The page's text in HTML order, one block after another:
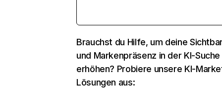
Brauchst du Hilfe, um deine
und Markenpräsenz in der KI-Suche
erhöhen? Probiere unsere KI-
Lösungen aus: